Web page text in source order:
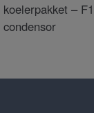
koelerpakket –
condensor